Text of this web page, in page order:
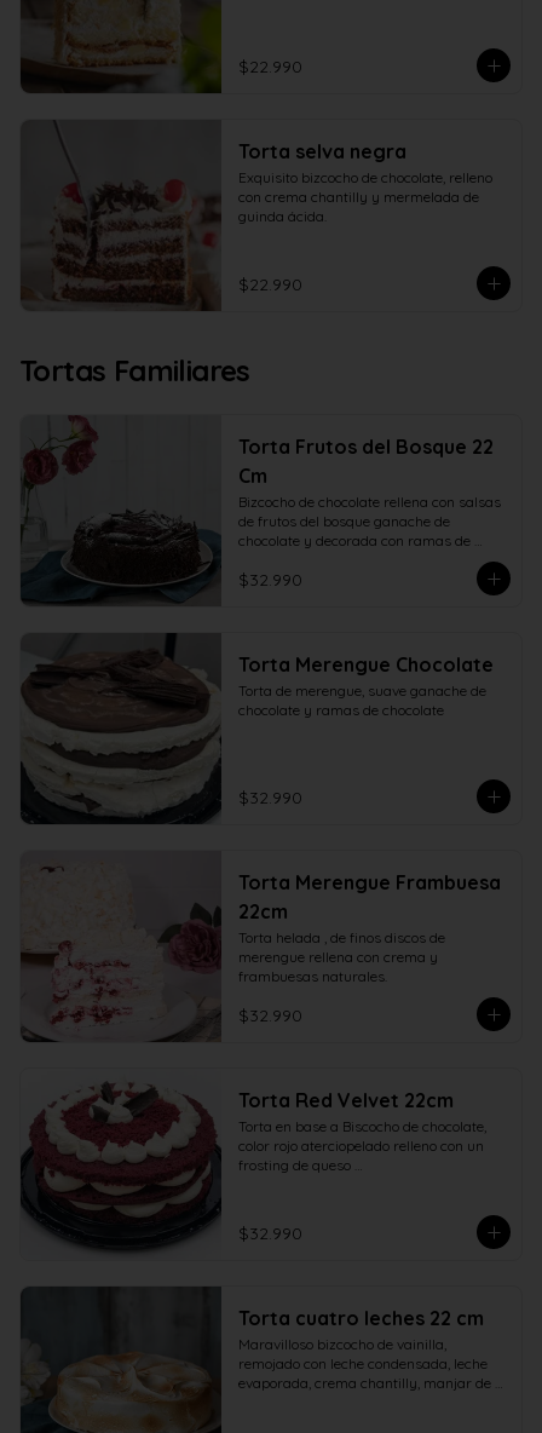
$22.990
Torta selva negra
Exquisito bizcocho de chocolate, relleno
con crema chantilly y mermelada de
guinda ácida.
$22.990
Tortas Familiares
Torta Frutos del Bosque 22
Cm
Bizcocho de chocolate rellena con salsas
de frutos del bosque ganache de
chocolate y decorada con ramas de
$32.990
Torta Merengue Chocolate
Torta de merengue, suave ganache de
chocolate y ramas de chocolate
$32.990
Torta Merengue Frambuesa
22cm
Torta helada , de finos discos de
merengue rellena con crema y
frambuesas naturales.
$32.990
Torta Red Velvet 22cm
Torta en base a Biscocho de chocolate,
color rojo aterciopelado relleno con un
frosting de queso
$32.990
Torta cuatro leches 22 cm
Maravilloso bizcocho de vainilla,
remojado con leche condensada, leche
evaporada, crema chantilly, manjar de